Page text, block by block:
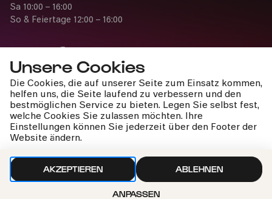
Unsere Cookies
Die Cookies, die auf unserer Seite zum Einsatz kommen,
helfen uns, die Seite laufend zu verbessern und den
bestmöglichen Service zu bieten. Legen Sie selbst fest,
welche Cookies Sie zulassen möchten. Ihre
Einstellungen können Sie jederzeit über den Footer der
Website ändern.
AKZEPTIEREN ABLEHNEN
ANPASSEN
Presse
Jobs
News
Kontakt
Widerruf einreichen
Sa 10:00 – 16:00
So & Feiertage 12:00 – 16:00
Cookie-Einstellungen